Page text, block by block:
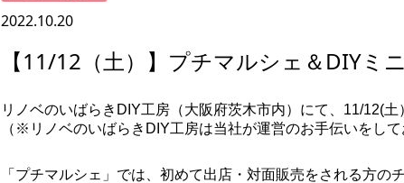
2022.10.20
【11/12（土）】プチマルシェ＆DIYミ
リノベのいばらきDIY工房（大阪府茨木市内）にて、11/12(
（※リノベのいばらきDIY工房は当社が運営のお手伝いをして
「プチマルシェ」では、初めて出店・対面販売をされる方の